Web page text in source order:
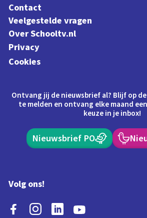
Contact
Veelgestelde vragen
Over Schooltv.nl
Privacy
Cookies
Ontvang jij de nieuwsbrief al? Blijf op
te melden en ontvang elke maand
keuze in je inbox!
Nieuwsbrief PO
Volg ons!